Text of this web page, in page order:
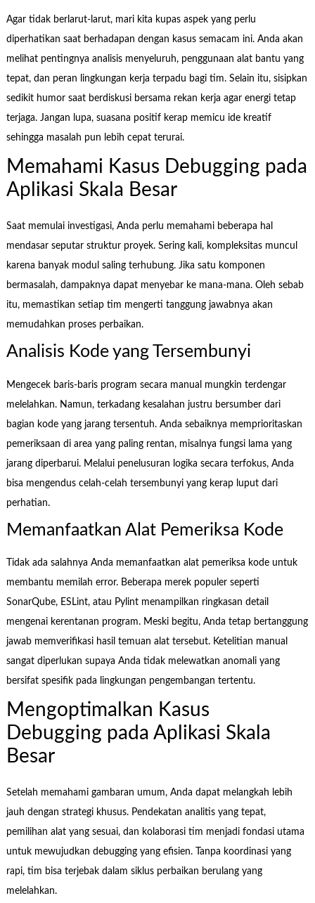
Agar tidak berlarut-larut, mari kita kupas aspek yang perlu
diperhatikan saat berhadapan dengan kasus semacam ini. Anda akan
melihat pentingnya analisis menyeluruh, penggunaan alat bantu yang
tepat, dan peran lingkungan kerja terpadu bagi tim. Selain itu, sisipkan
sedikit humor saat berdiskusi bersama rekan kerja agar energi tetap
terjaga. Jangan lupa, suasana positif kerap memicu ide kreatif
sehingga masalah pun lebih cepat terurai.
Memahami Kasus Debugging pada
Aplikasi Skala Besar
Saat memulai investigasi, Anda perlu memahami beberapa hal
mendasar seputar struktur proyek. Sering kali, kompleksitas muncul
karena banyak modul saling terhubung. Jika satu komponen
bermasalah, dampaknya dapat menyebar ke mana-mana. Oleh sebab
itu, memastikan setiap tim mengerti tanggung jawabnya akan
memudahkan proses perbaikan.
Analisis Kode yang Tersembunyi
Mengecek baris-baris program secara manual mungkin terdengar
melelahkan. Namun, terkadang kesalahan justru bersumber dari
bagian kode yang jarang tersentuh. Anda sebaiknya memprioritaskan
pemeriksaan di area yang paling rentan, misalnya fungsi lama yang
jarang diperbarui. Melalui penelusuran logika secara terfokus, Anda
bisa mengendus celah-celah tersembunyi yang kerap luput dari
perhatian.
Memanfaatkan Alat Pemeriksa Kode
Tidak ada salahnya Anda memanfaatkan alat pemeriksa kode untuk
membantu memilah error. Beberapa merek populer seperti
SonarQube, ESLint, atau Pylint menampilkan ringkasan detail
mengenai kerentanan program. Meski begitu, Anda tetap bertanggung
jawab memverifikasi hasil temuan alat tersebut. Ketelitian manual
sangat diperlukan supaya Anda tidak melewatkan anomali yang
bersifat spesifik pada lingkungan pengembangan tertentu.
Mengoptimalkan Kasus
Debugging pada Aplikasi Skala
Besar
Setelah memahami gambaran umum, Anda dapat melangkah lebih
jauh dengan strategi khusus. Pendekatan analitis yang tepat,
pemilihan alat yang sesuai, dan kolaborasi tim menjadi fondasi utama
untuk mewujudkan debugging yang efisien. Tanpa koordinasi yang
rapi, tim bisa terjebak dalam siklus perbaikan berulang yang
melelahkan.